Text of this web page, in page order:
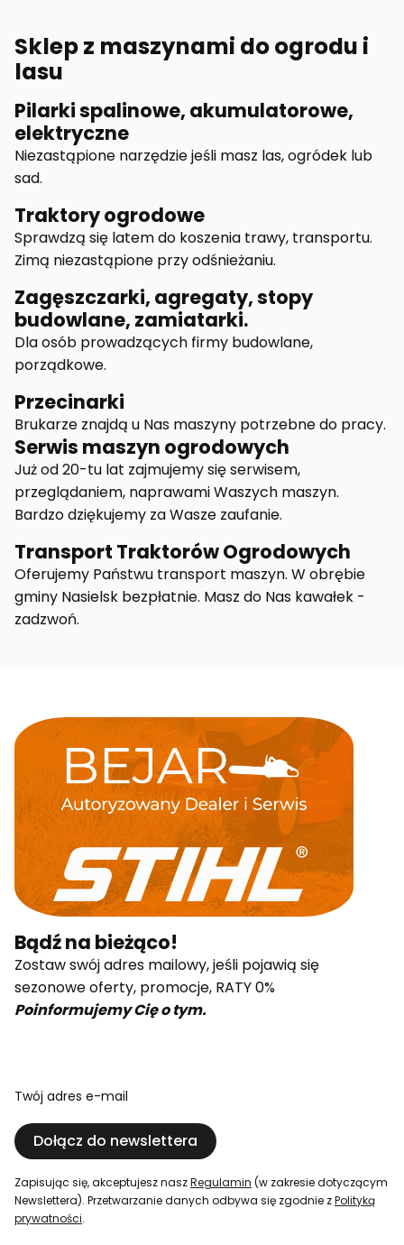
Sklep z maszynami do ogrodu i
lasu
Pilarki spalinowe, akumulatorowe,
elektryczne
Niezastąpione narzędzie jeśli masz las, ogródek lub
sad.
Traktory ogrodowe
Sprawdzą się latem do koszenia trawy, transportu.
Zimą niezastąpione przy odśnieżaniu.
Zagęszczarki, agregaty, stopy
budowlane, zamiatarki.
Dla osób prowadzących firmy budowlane,
porządkowe.
Przecinarki
Brukarze znajdą u Nas maszyny potrzebne do pracy.
Serwis maszyn ogrodowych
Już od 20-tu lat zajmujemy się serwisem,
przeglądaniem, naprawami Waszych maszyn.
Bardzo dziękujemy za Wasze zaufanie.
Transport Traktorów Ogrodowych
Oferujemy Państwu transport maszyn. W obrębie
gminy Nasielsk bezpłatnie. Masz do Nas kawałek -
zadzwoń.
Bądź na bieżąco!
Zostaw swój adres mailowy, jeśli pojawią się
sezonowe oferty, promocje, RATY 0%
Poinformujemy Cię o tym.
Twój adres e-mail
Dołącz do newslettera
Zapisując się, akceptujesz naszRegulamin (w zakresie dotyczącym
Newslettera). Przetwarzanie danych odbywa się zgodnie zPolityką
prywatności.